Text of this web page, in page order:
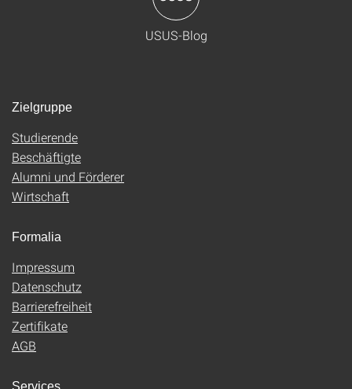
USUS-Blog
Zielgruppe
Studierende
Beschäftigte
Alumni und Förderer
Wirtschaft
Formalia
Impressum
Datenschutz
Barrierefreiheit
Zertifikate
AGB
Services